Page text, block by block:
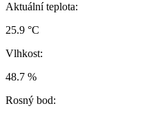
Aktuální teplota:
25.9 °C
Vlhkost:
48.7 %
Rosný bod: